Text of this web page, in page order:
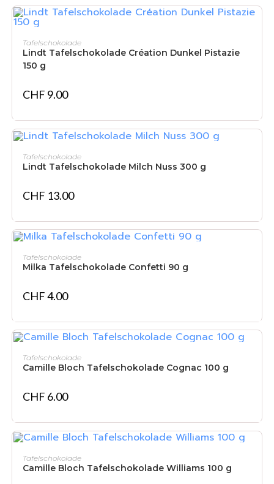
Tafelschokolade
Lindt Tafelschokolade Création Dunkel Pistazie
150 g
CHF 9.00
Tafelschokolade
Lindt Tafelschokolade Milch Nuss 300 g
CHF 13.00
Tafelschokolade
Milka Tafelschokolade Confetti 90 g
CHF4.00
Tafelschokolade
Camille Bloch Tafelschokolade Cognac 100 g
CHF 6.00
Tafelschokolade
Camille Bloch Tafelschokolade Williams 100 g